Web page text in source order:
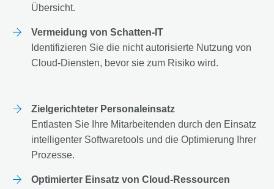
Übersicht.
Vermeidung von Schatten-IT
Identifizieren Sie die nicht autorisierte Nutzung von
Cloud-Diensten, bevor sie zum Risiko wird.
Zielgerichteter Personaleinsatz
Entlasten Sie Ihre Mitarbeitenden durch den Einsatz
intelligenter Softwaretools und die Optimierung Ihrer
Prozesse.
Optimierter Einsatz von Cloud-Ressourcen